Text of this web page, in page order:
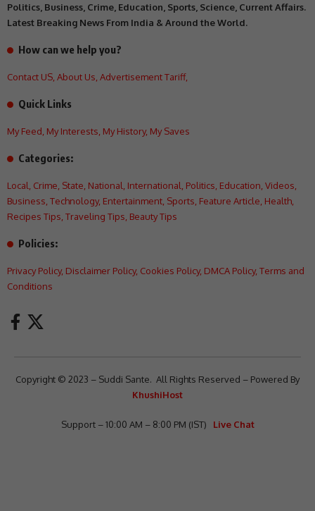
Politics, Business, Crime, Education, Sports, Science, Current Affairs.
Latest Breaking News From India & Around the World.
How can we help you?
Contact US About Us Advertisement Tariff,
Quick Links
My Feed My Interests My History, My Saves
Categories:
Local Crime State National International Politics Education Videos
Business Technology, Entertainment Sports Feature Article Health
Recipes Tips Traveling Tips Beauty Tips
Policies:
Privacy Policy, Disclaimer Policy, Cookies Policy, DMCA Policy, Terms and
Conditions
Copyright © 2023 – Suddi Sante. All Rights Reserved – Powered By
KhushiHost
Support – 10:00 AM – 8:00 PM (IST) Live Chat